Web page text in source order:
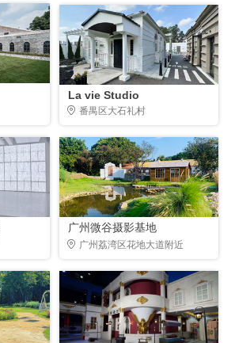
La vie Studio
番禺区大石礼村
广州微谷摄影基地
广州荔湾区花地大道附近